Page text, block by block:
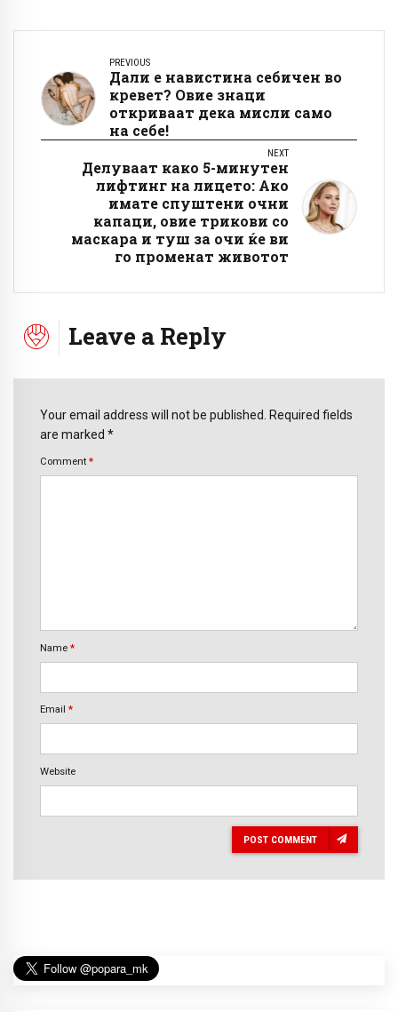
PREVIOUS
Дали е навистина себичен во
кревет? Овие знаци
откриваат дека мисли само
на себе!
NEXT
Делуваат како 5-минутен
лифтинг на лицето: Ако
имате спуштени очни
капаци, овие трикови со
маскара и туш за очи ќе ви
го променат животот
Leave a Reply
Your email address will not be published. Required fields
are marked *
Comment *
Name *
Email *
Website
POST COMMENT